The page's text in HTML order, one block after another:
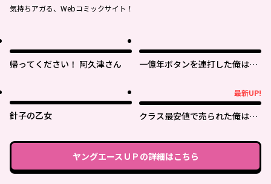
気持ちアガる、Webコミックサイト！
帰ってください！ 阿久津さん
一億年ボタンを連打した俺は、
針子の乙女
最新UP!
クラス最安値で売られた俺は、
ヤングエースＵＰ の詳細はこちら